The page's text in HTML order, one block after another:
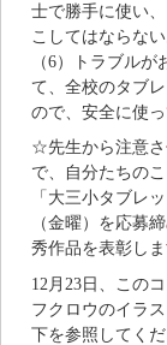
士で勝手に使い
こしてはならない
（6）トラブル
て、全校のタブ
ので、安全に使っ
☆先生から注意
で、自分たちの
「大三小タブレ
（金曜）を応募
秀作品を表彰しま
12月23日、この
フクロウのイラ
下を参照してくだ